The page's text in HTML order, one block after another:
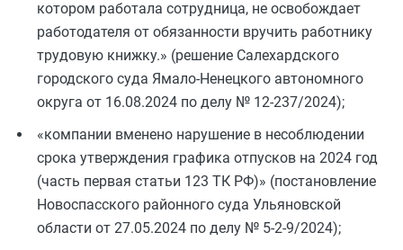
котором работала сотрудница, не освобождает
работодателя от обязанности вручить работнику
трудовую книжку.» (решение Салехардского
городского суда Ямало-Ненецкого автономного
округа от 16.08.2024 по делу № 12-237/2024);
«компании вменено нарушение в несоблюдении
срока утверждения графика отпусков на 2024 год
(часть первая статьи 123 ТК РФ)» (постановление
Новоспасского районного суда Ульяновской
области от 27.05.2024 по делу № 5-2-9/2024);